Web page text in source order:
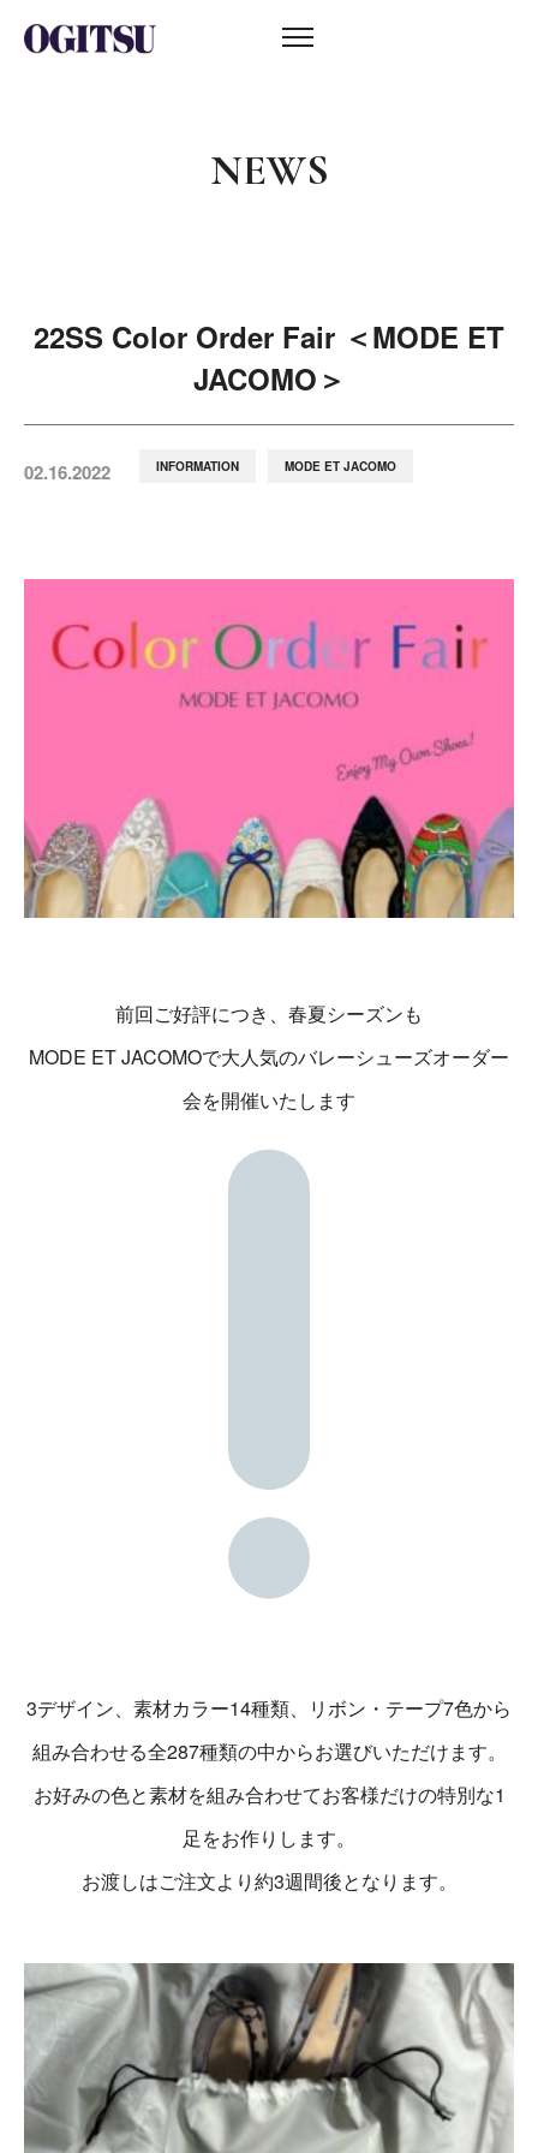
NEWS
22SS Color Order Fair ＜MODE ET
JACOMO＞
02.16.2022 INFORMATION MODE ET JACOMO
前回ご好評につき、春夏シーズンも
MODE ET JACOMOで大人気のバレーシューズオーダー
会を開催いたします
3デザイン、素材カラー14種類、リボン・テープ7色から
組み合わせる全287種類の中からお選びいただけます。
お好みの色と素材を組み合わせてお客様だけの特別な1
足をお作りします。
お渡しはご注文より約3週間後となります。